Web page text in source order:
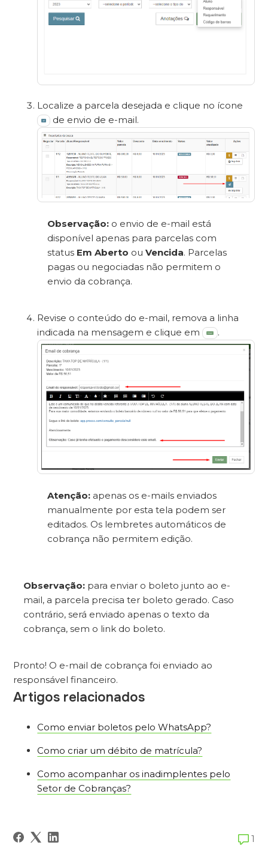
Localize a parcela desejada e clique no ícone
de envio de e-mail.
Observação: o envio de e-mail está
disponível apenas para parcelas com
status Em Aberto ouVencida. Parcelas
pagas ou negociadas não permitem o
envio da cobrança.
Revise o conteúdo do e-mail, remova a linha
indicada na mensagem e clique em
.
Atenção: apenas os e-mails enviados
manualmente por esta tela podem ser
editados. Os lembretes automáticos de
cobrança não permitem edição.
Observação: para enviar o boleto junto ao e-
mail, a parcela precisa ter boleto gerado. Caso
contrário, será enviado apenas o texto da
cobrança, sem o link do boleto.
Pronto! O e-mail de cobrança foi enviado ao
responsável financeiro.
Artigos relacionados
Como enviar boletos pelo WhatsApp?
Como criar um débito de matrícula?
Como acompanhar os inadimplentes pelo
Setor de Cobranças?
1